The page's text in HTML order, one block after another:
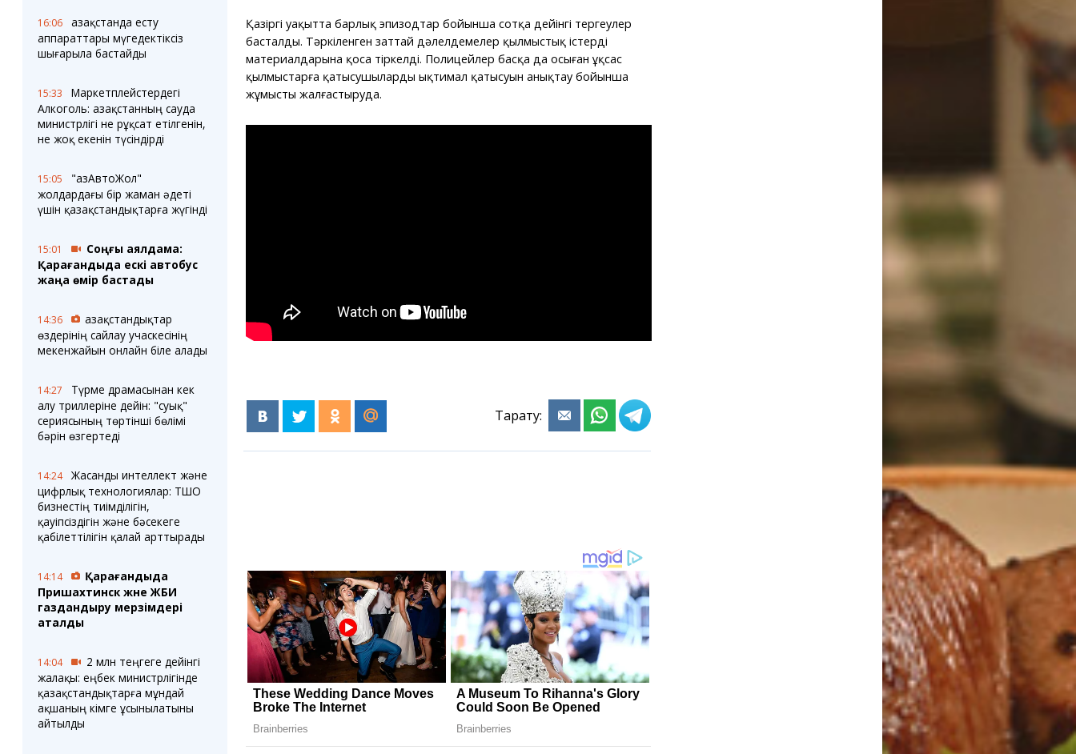
16:06
Қазақстанда есту
аппараттары мүгедектіксіз
шығарыла бастайды
15:33
Маркетплейстердегі
Алкоголь: Қазақстанның сауда
министрлігі не рұқсат етілгенін,
не жоқ екенін түсіндірді
15:05
"ҚазАвтоЖол"
жолдардағы бір жаман әдеті
үшін қазақстандықтарға жүгінді
15:01
Соңғы аялдама:
Қарағандыда ескі автобус
жаңа өмір бастады
14:36
Қазақстандықтар
өздерінің сайлау учаскесінің
мекенжайын онлайн біле алады
14:27
Түрме драмасынан кек
алу триллеріне дейін: "суық"
сериясының төртінші бөлімі
бәрін өзгертеді
14:24
Жасанды интеллект және
цифрлық технологиялар: ТШО
бизнестің тиімділігін,
қауіпсіздігін және бәсекеге
қабілеттілігін қалай арттырады
14:14
Қарағандыда
Пришахтинск және ЖБИ
газдандыру мерзімдері
аталды
14:04
2 млн теңгеге дейінгі
жалақы: еңбек министрлігінде
қазақстандықтарға мұндай
ақшаның кімге ұсынылатыны
айтылды
Қазіргі уақытта барлық эпизодтар бойынша сотқа дейінгі тергеулер
басталды. Тәркіленген заттай дәлелдемелер қылмыстық істердің
материалдарына қоса тіркелді. Полицейлер басқа да осыған ұқсас
қылмыстарға қатысушылардың ықтимал қатысуын анықтау бойынша
жұмысты жалғастыруда.
Тарату: